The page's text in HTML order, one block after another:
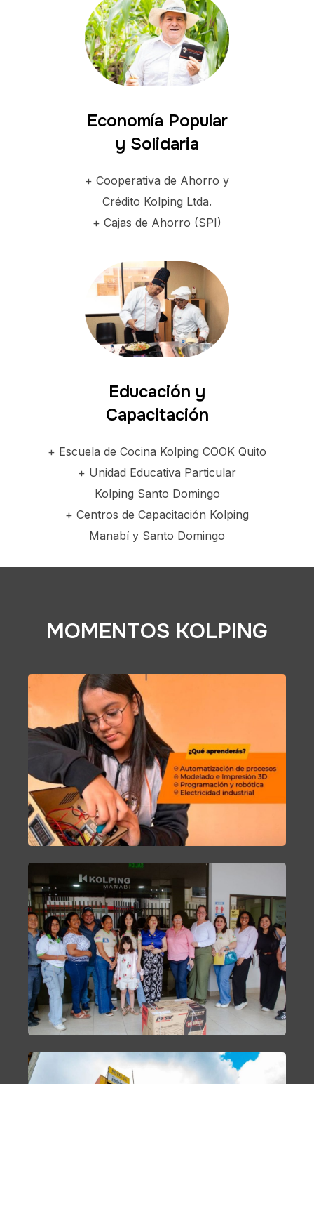
Economía Popular
y Solidaria
+ Cooperativa de Ahorro y
Crédito Kolping Ltda.
+ Cajas de Ahorro (SPI)
Educación y
Capacitación
+ Escuela de Cocina Kolping COOK Quito
+ Unidad Educativa Particular
Kolping Santo Domingo
+ Centros de Capacitación Kolping
Manabí y Santo Domingo
MOMENTOS KOLPING